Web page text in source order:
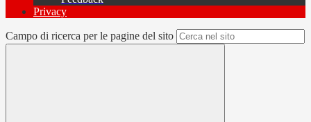
Privacy
Campo di ricerca per le pagine del sito